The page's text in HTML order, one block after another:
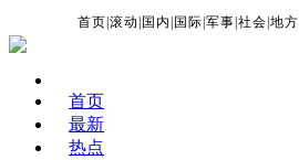
首页 |滚动 国内 国际 |军事 |社会 |地方
首页
最新
热点